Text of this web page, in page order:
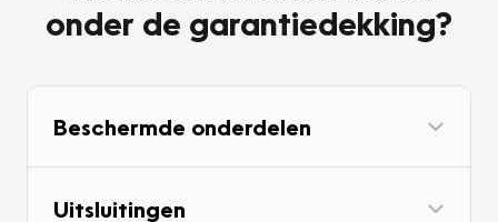
onder de garantiedekking?
Beschermde onderdelen
Uitsluitingen